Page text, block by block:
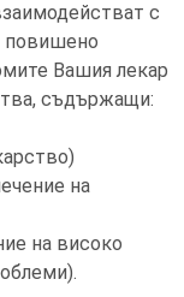
с
повишено
Вашия лекар
съдържащи:
на
на високо